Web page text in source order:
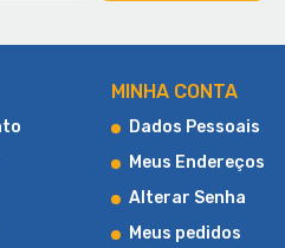
MINHA CONTA
Dados Pessoais
Meus Endereços
Alterar Senha
Meus pedidos